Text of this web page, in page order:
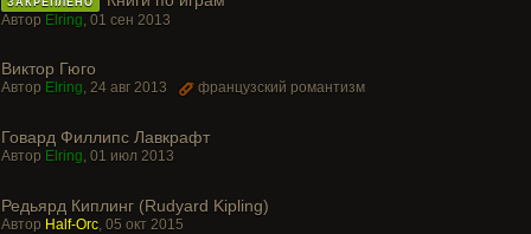
ЗАКРЕПЛЕНО
Автор Elring, 01 сен 2013
Виктор Гюго
Автор Elring, 24 авг 2013 французский романтизм
Говард Филлипс Лавкрафт
Автор Elring, 01 июл 2013
Редьярд Киплинг (Rudyard Kipling)
Автор Half-Orc, 05 окт 2015